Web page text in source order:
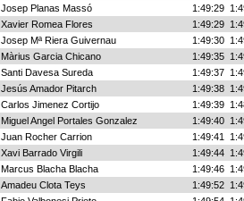
Josep Planas Massó 1:49:29
Xavier Romea Flores 1:49:29
Josep Mª Riera Guivernau 1:49:30
Màrius Garcia Chicano 1:49:35
Santi Davesa Sureda 1:49:37
Jesús Amador Pitarch 1:49:38
Carlos Jimenez Cortijo 1:49:39
Miguel Angel Portales Gonzalez 1:49:40
Juan Rocher Carrion 1:49:41
Xavi Barrado Virgili 1:49:44
Marcus Blacha Blacha 1:49:46
Amadeu Clota Teys 1:49:52